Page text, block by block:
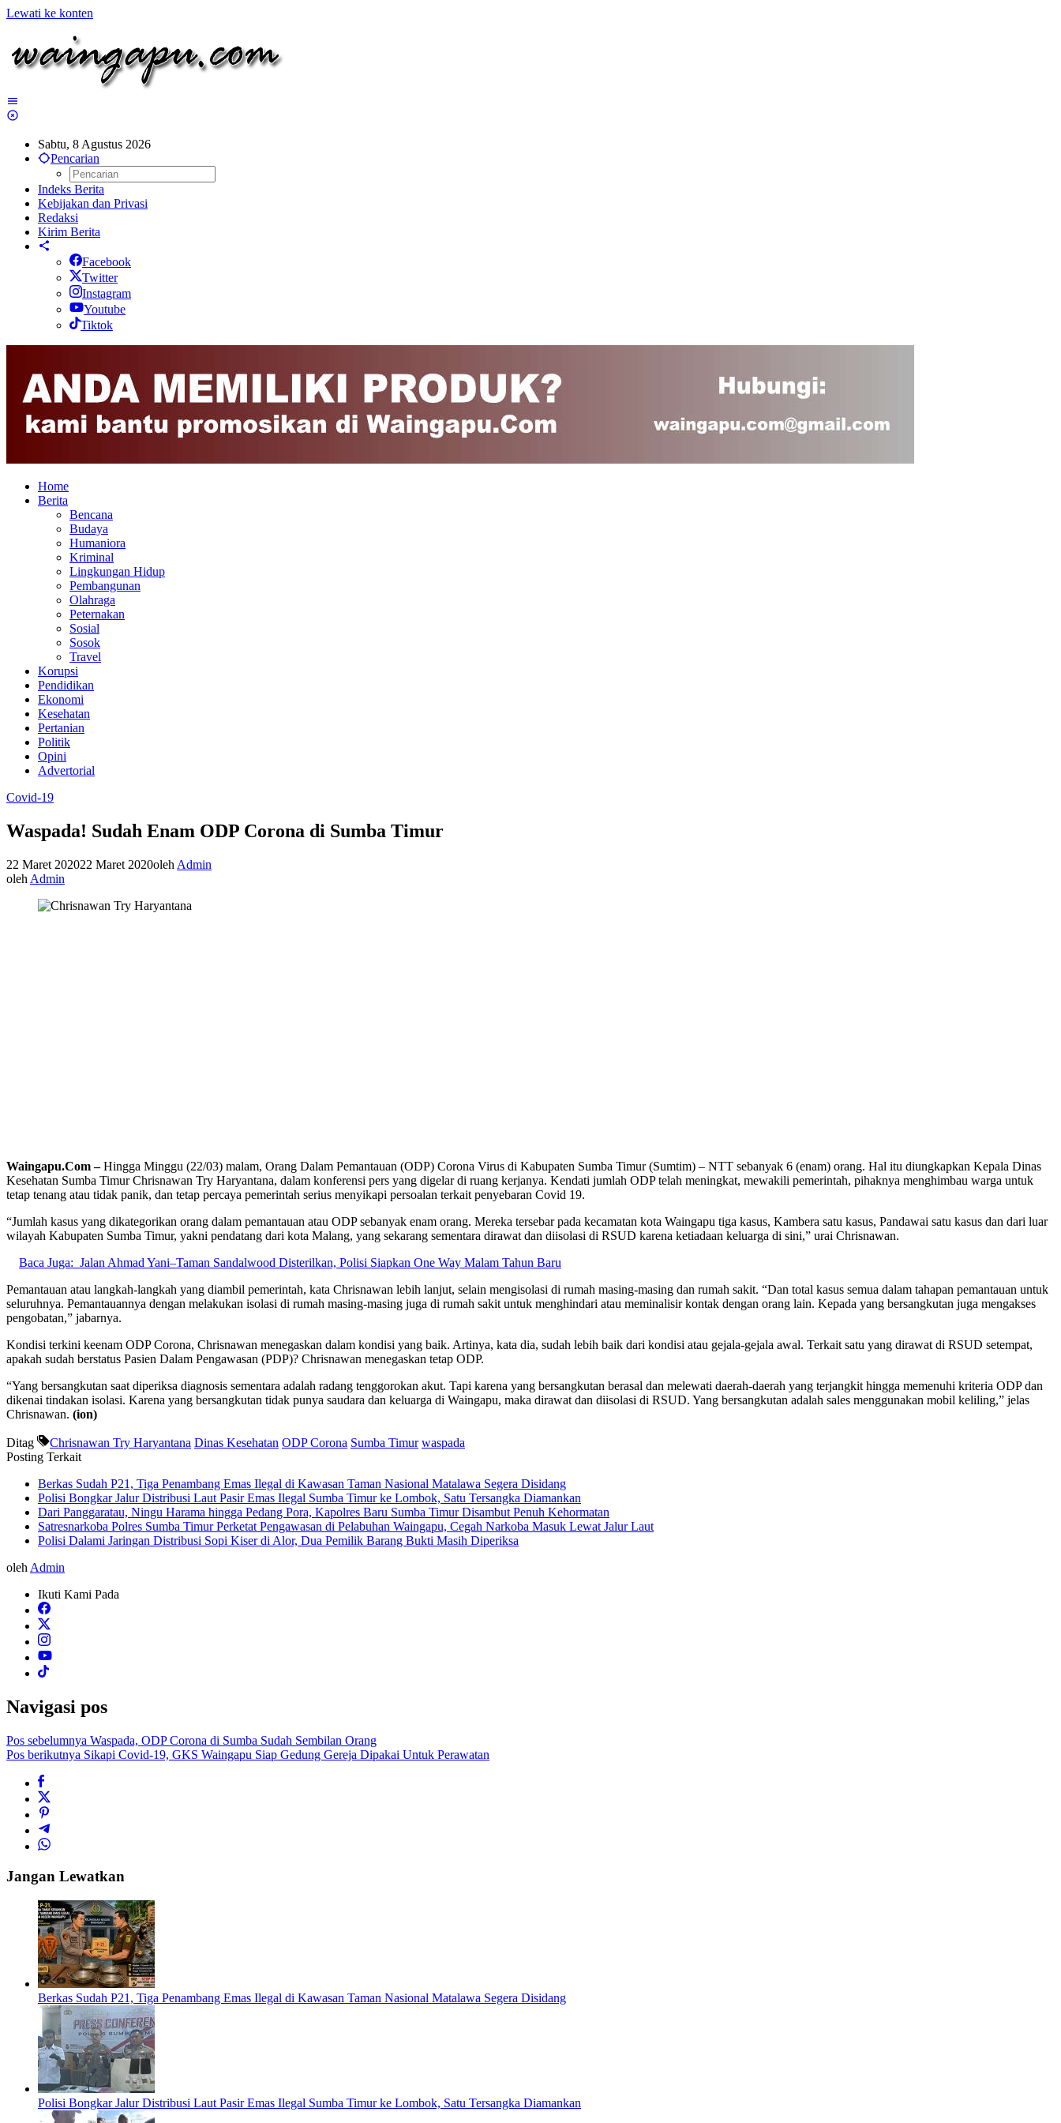
Lewati ke konten
Sabtu, 8 Agustus 2026
Pencarian
Indeks Berita
Kebijakan dan Privasi
Redaksi
Kirim Berita
Facebook
Twitter
Instagram
Youtube
Tiktok
Home
Berita
Bencana
Budaya
Humaniora
Kriminal
Lingkungan Hidup
Pembangunan
Olahraga
Peternakan
Sosial
Sosok
Travel
Korupsi
Pendidikan
Ekonomi
Kesehatan
Pertanian
Politik
Opini
Advertorial
Covid-19
Waspada! Sudah Enam ODP Corona di Sumba Timur
22 Maret 202022 Maret 2020oleh Admin
oleh Admin
Waingapu.Com –Hingga Minggu (22/03) malam, Orang Dalam Pemantauan (ODP) Corona Virus di Kabupaten Sumba Timur (Sumtim) – NTT sebanyak 6 (enam) orang. Hal itu diungkapkan Kepala Dinas
Kesehatan Sumba Timur Chrisnawan Try Haryantana, dalam konferensi pers yang digelar di ruang kerjanya. Kendati jumlah ODP telah meningkat, mewakili pemerintah, pihaknya menghimbau warga untuk
tetap tenang atau tidak panik, dan tetap percaya pemerintah serius menyikapi persoalan terkait penyebaran Covid 19.
“Jumlah kasus yang dikategorikan orang dalam pemantauan atau ODP sebanyak enam orang. Mereka tersebar pada kecamatan kota Waingapu tiga kasus, Kambera satu kasus, Pandawai satu kasus dan dari luar
wilayah Kabupaten Sumba Timur, yakni pendatang dari kota Malang, yang sekarang sementara dirawat dan diisolasi di RSUD karena ketiadaan keluarga di sini,” urai Chrisnawan.
Baca Juga: Jalan Ahmad Yani–Taman Sandalwood Disterilkan, Polisi Siapkan One Way Malam Tahun Baru
Pemantauan atau langkah-langkah yang diambil pemerintah, kata Chrisnawan lebih lanjut, selain mengisolasi di rumah masing-masing dan rumah sakit. “Dan total kasus semua dalam tahapan pemantauan untuk
seluruhnya. Pemantauannya dengan melakukan isolasi di rumah masing-masing juga di rumah sakit untuk menghindari atau meminalisir kontak dengan orang lain. Kepada yang bersangkutan juga mengakses
pengobatan,” jabarnya.
Kondisi terkini keenam ODP Corona, Chrisnawan menegaskan dalam kondisi yang baik. Artinya, kata dia, sudah lebih baik dari kondisi atau gejala-gejala awal. Terkait satu yang dirawat di RSUD setempat,
apakah sudah berstatus Pasien Dalam Pengawasan (PDP)? Chrisnawan menegaskan tetap ODP.
“Yang bersangkutan saat diperiksa diagnosis sementara adalah radang tenggorokan akut. Tapi karena yang bersangkutan berasal dan melewati daerah-daerah yang terjangkit hingga memenuhi kriteria ODP dan
dikenai tindakan isolasi. Karena yang bersangkutan tidak punya saudara dan keluarga di Waingapu, maka dirawat dan diisolasi di RSUD. Yang bersangkutan adalah sales menggunakan mobil keliling,” jelas
Chrisnawan. (ion)
Ditag Chrisnawan Try Haryantana Dinas Kesehatan ODP Corona Sumba Timur waspada
Posting Terkait
Berkas Sudah P21, Tiga Penambang Emas Ilegal di Kawasan Taman Nasional Matalawa Segera Disidang
Polisi Bongkar Jalur Distribusi Laut Pasir Emas Ilegal Sumba Timur ke Lombok, Satu Tersangka Diamankan
Dari Panggaratau, Ningu Harama hingga Pedang Pora, Kapolres Baru Sumba Timur Disambut Penuh Kehormatan
Satresnarkoba Polres Sumba Timur Perketat Pengawasan di Pelabuhan Waingapu, Cegah Narkoba Masuk Lewat Jalur Laut
Polisi Dalami Jaringan Distribusi Sopi Kiser di Alor, Dua Pemilik Barang Bukti Masih Diperiksa
oleh Admin
Ikuti Kami Pada
Navigasi pos
Pos sebelumnya Waspada, ODP Corona di Sumba Sudah Sembilan Orang
Pos berikutnya Sikapi Covid-19, GKS Waingapu Siap Gedung Gereja Dipakai Untuk Perawatan
Jangan Lewatkan
Berkas Sudah P21, Tiga Penambang Emas Ilegal di Kawasan Taman Nasional Matalawa Segera Disidang
Polisi Bongkar Jalur Distribusi Laut Pasir Emas Ilegal Sumba Timur ke Lombok, Satu Tersangka Diamankan